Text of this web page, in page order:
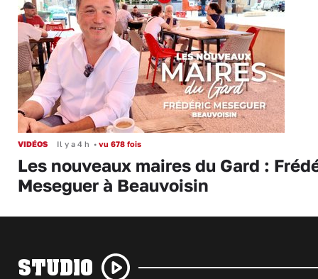
VIDÉOS Il y a 4 h • vu 678 fois
Les nouveaux maires du Gard :
Meseguer à Beauvoisin
STUDIO